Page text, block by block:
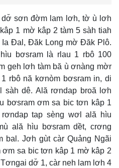
sơn đờm lam lơh, tờ ù lơh
1 mờ kâp 2 tàm 5 sàh tiah
Đal, Đăk Long mờ Đăk Plô.
bơsram là rlau 1 rbô 100
geh lơh tàm bă ù ơnàng mờr
rbô nă kơnòm bơsram in, di
dê. Ală rơndap broă lơh
bơsram ơm sa bic tơn kâp 1
tap sèng wơl ală hìu
ală hìu bơsram dềt, crơng
bal. Jơh gùt càr Quảng Ngãi
sa bic tơn kâp 1 mờ kâp 2
dơ̆ 1, càr neh lam lơh 4